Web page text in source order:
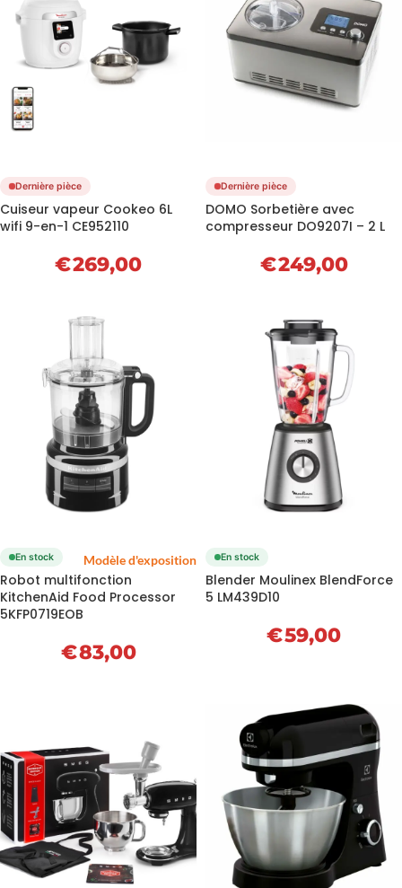
Dernière pièce
Cuiseur vapeur Cookeo 6L
wifi 9-en-1 CE952110
€269,00
Dernière pièce
DOMO Sorbetière avec
compresseur DO9207I – 2 L
€249,00
Modèle d'exposition
En stock
Robot multifonction
KitchenAid Food Processor
5KFP0719EOB
€83,00
En stock
Blender Moulinex BlendForce
5 LM439D10
€59,00